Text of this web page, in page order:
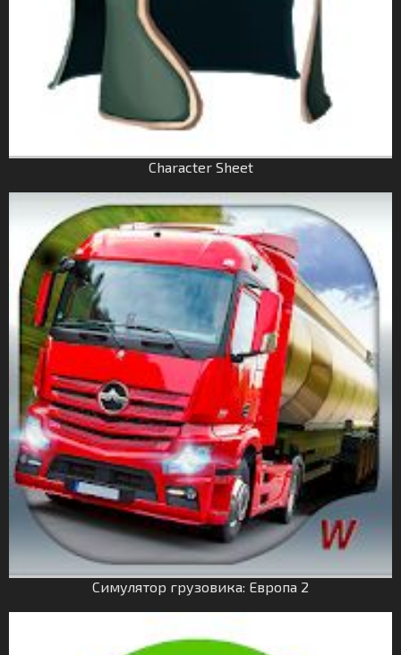
Character Sheet
Симулятор грузовика: Европа 2